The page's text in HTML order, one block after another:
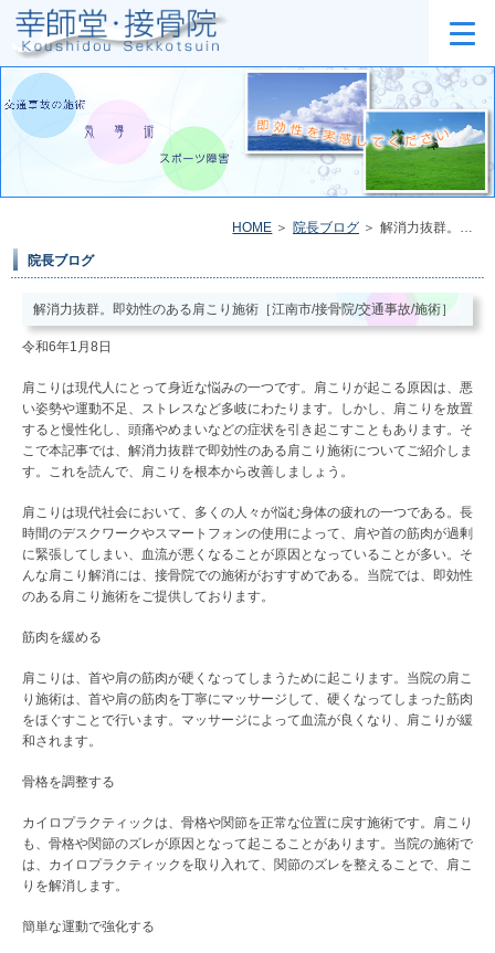
HOME 院長ブログ 解消力抜群。即効性のある肩こり施術［江南市/接骨院/交通事故/施術］
院長ブログ
解消力抜群。即効性のある肩こり施術［江南市/接骨院/交通事故/施術］
令和6年1月8日
肩こりは現代人にとって身近な悩みの一つです。肩こりが起こる原因は、悪
い姿勢や運動不足、ストレスなど多岐にわたります。しかし、肩こりを放置
すると慢性化し、頭痛やめまいなどの症状を引き起こすこともあります。そ
こで本記事では、解消力抜群で即効性のある肩こり施術についてご紹介しま
す。これを読んで、肩こりを根本から改善しましょう。
肩こりは現代社会において、多くの人々が悩む身体の疲れの一つである。長
時間のデスクワークやスマートフォンの使用によって、肩や首の筋肉が過剰
に緊張してしまい、血流が悪くなることが原因となっていることが多い。そ
んな肩こり解消には、接骨院での施術がおすすめである。当院では、即効性
のある肩こり施術をご提供しております。
筋肉を緩める
肩こりは、首や肩の筋肉が硬くなってしまうために起こります。当院の肩こ
り施術は、首や肩の筋肉を丁寧にマッサージして、硬くなってしまった筋肉
をほぐすことで行います。マッサージによって血流が良くなり、肩こりが緩
和されます。
骨格を調整する
カイロプラクティックは、骨格や関節を正常な位置に戻す施術です。肩こり
も、骨格や関節のズレが原因となって起こることがあります。当院の施術で
は、カイロプラクティックを取り入れて、関節のズレを整えることで、肩こ
りを解消します。
簡単な運動で強化する